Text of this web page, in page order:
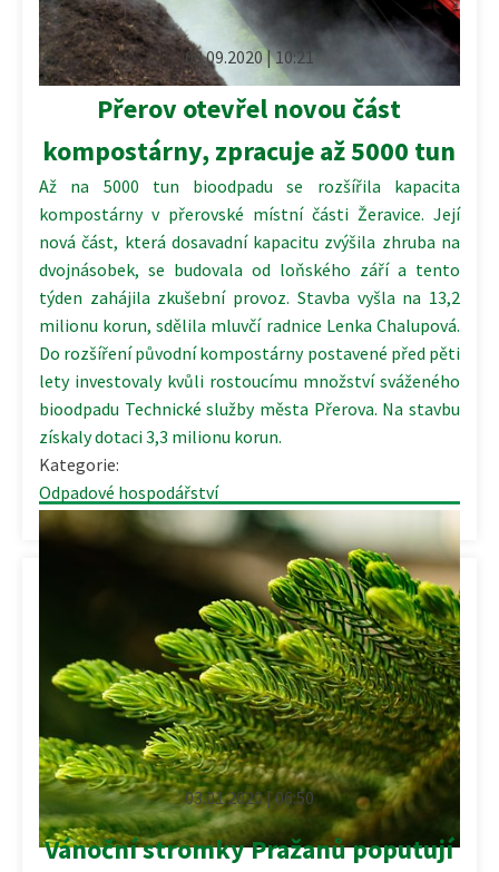
03.09.2020 | 10:21
Přerov otevřel novou část
kompostárny, zpracuje až 5000 tun
Až na 5000 tun bioodpadu se rozšířila kapacita
kompostárny v přerovské místní části Žeravice. Její
nová část, která dosavadní kapacitu zvýšila zhruba na
dvojnásobek, se budovala od loňského září a tento
týden zahájila zkušební provoz. Stavba vyšla na 13,2
milionu korun, sdělila mluvčí radnice Lenka Chalupová.
Do rozšíření původní kompostárny postavené před pěti
lety investovaly kvůli rostoucímu množství sváženého
bioodpadu Technické služby města Přerova. Na stavbu
získaly dotaci 3,3 milionu korun.
Kategorie:
Odpadové hospodářství
03.01.2020 | 06:50
Vánoční stromky Pražanů poputují